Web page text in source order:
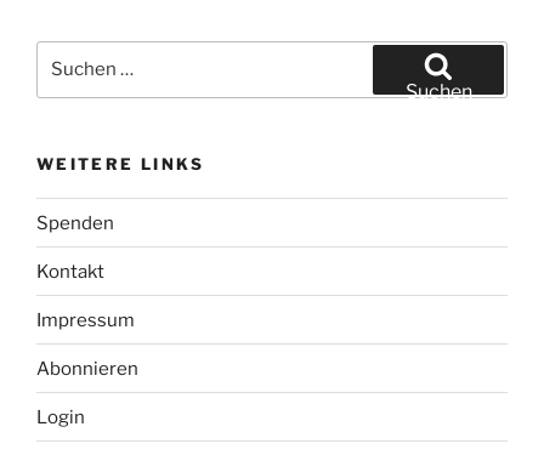
nach:
Suchen
WEITERE LINKS
Spenden
Kontakt
Impressum
Abonnieren
Login